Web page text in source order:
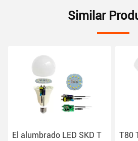
Similar
El alumbrado LED SKD T
T80